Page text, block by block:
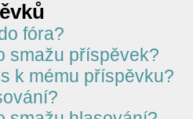
fóra?
smažu příspěvek?
k mému příspěvku?